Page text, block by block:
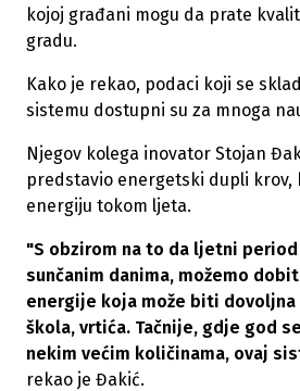
kojoj građani mogu da prate
gradu.
Kako je rekao, podaci koji se
sistemu dostupni su za mnoga
Njegov kolega inovator Stojan
predstavio energetski dupli krov,
energiju tokom ljeta.
"S obzirom na to da ljetni
sunčanim danima, možemo
energije koja može biti dovoljna
škola, vrtića. Tačnije, gdje god
nekim većim količinama, ovaj
rekao je Đakić.